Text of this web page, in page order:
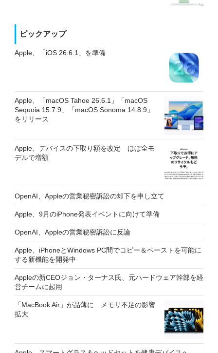
ピックアップ
Apple、「iOS 26.6.1」を準備
Apple、「macOS Tahoe 26.6.1」「macOS
Sequoia 15.7.9」「macOS Sonoma 14.8.9」
をリリース
Apple、デバイスの下取り額を改定 ほぼ全モ
デルで増額
OpenAI、Appleの営業秘密訴訟の却下を申し立て
Apple、9月のiPhone発表イベントに向けて準備
OpenAI、Appleの営業秘密訴訟に反論
Apple、iPhoneとWindows PC間でコピー＆ペーストを可能に
する新機能を開発中
Appleの新CEOジョン・ターナス氏、元ハードウェア幹部を経
営チームに起用
「MacBook Air」が品薄に メモリ不足の影響
拡大